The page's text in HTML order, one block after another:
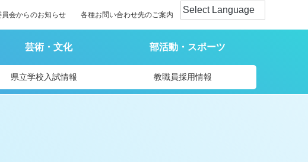
員会からのお知らせ 各種お問い合わせ先のご案内
芸術・文化 部活動・スポーツ
県立学校入試情報 教職員採用情報